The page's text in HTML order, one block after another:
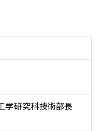
研究科技術部長